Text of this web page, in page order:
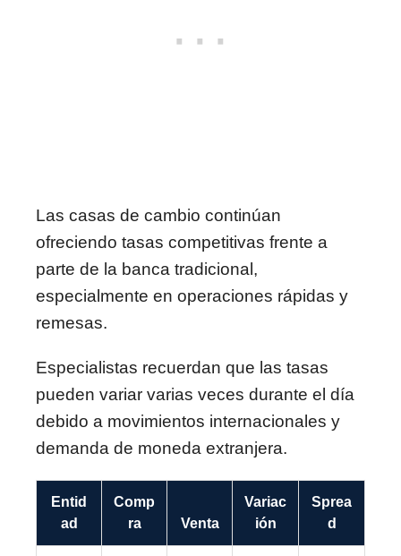
Las casas de cambio continúan
ofreciendo tasas competitivas frente a
parte de la banca tradicional,
especialmente en operaciones rápidas y
remesas.
Especialistas recuerdan que las tasas
pueden variar varias veces durante el día
debido a movimientos internacionales y
demanda de moneda extranjera.
Entid
ad
Comp
ra
Venta
Variac
ión
Sprea
d